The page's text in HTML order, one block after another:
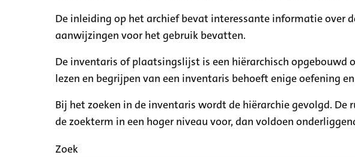
De inleiding op het archief bevat interessante informatie over
aanwijzingen voor het gebruik bevatten.
De inventaris of plaatsingslijst is een hiërarchisch opgebouwd
lezen en begrijpen van een inventaris behoeft enige oefening
Bij het zoeken in de inventaris wordt de hiërarchie gevolgd.
de zoekterm in een hoger niveau voor, dan voldoen
Zoek